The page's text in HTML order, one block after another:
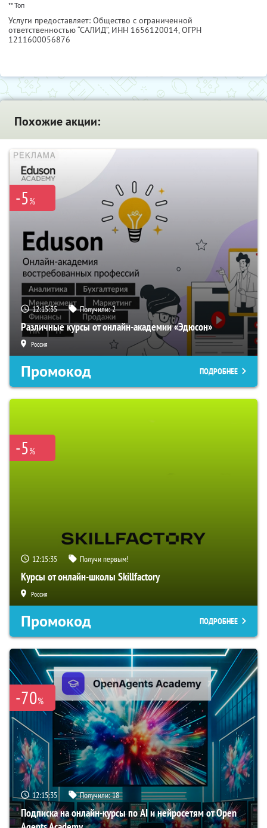
** Топ
Услуги предоставляет: Общество с ограниченной
ответственностью “САЛИД”, ИНН 1656120014, ОГРН
1211600056876
Похожие акции:
-5%
12:15:34 Получили:2
Различные курсы от онлайн-академии «Эдюсон»
Россия
Промокод ПОДРОБНЕЕ
-5%
12:15:34 Получи первым!
Курсы от онлайн-школы Skillfactory
Россия
Промокод ПОДРОБНЕЕ
-70%
12:15:34 Получили:18
Подписка на онлайн-курсы по AI и нейросетям от Open